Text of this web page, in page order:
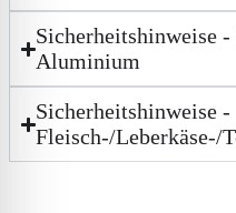
Sicherheitshinweise
Aluminium
Sicherheitshinweise -
Fleisch-/Leberkäse-/